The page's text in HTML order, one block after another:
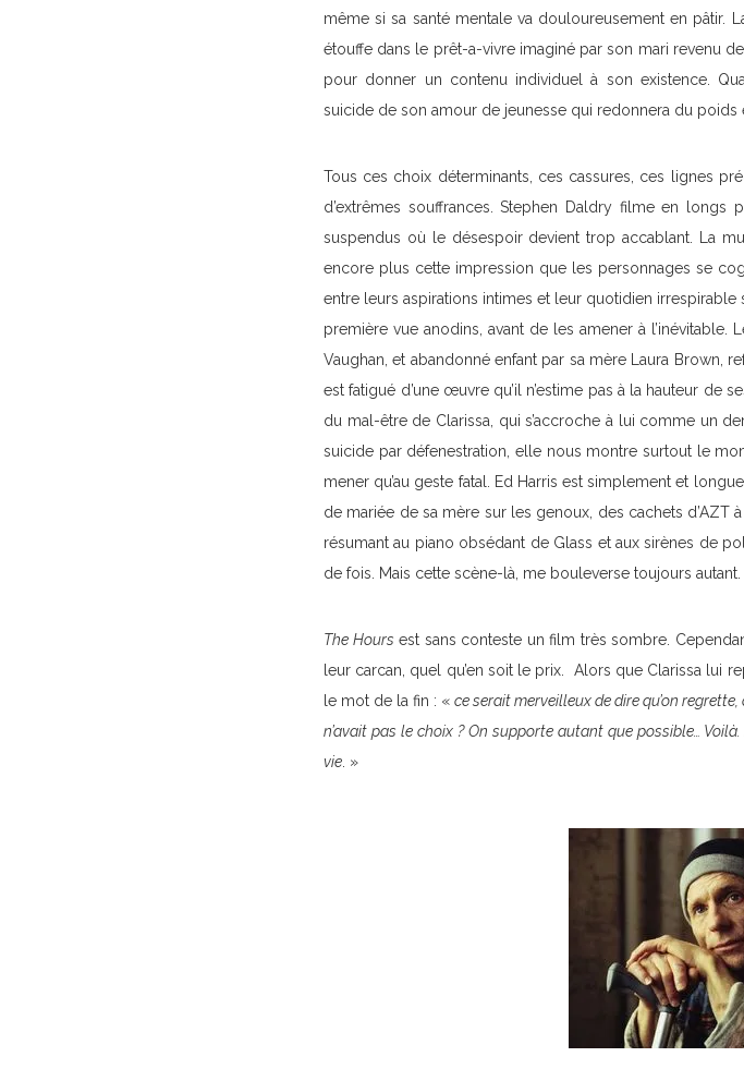
même si sa santé mentale va douloureusement en pâtir.
étouffe dans le prêt-a-vivre imaginé par son mari revenu
pour donner un contenu individuel à son existence.
suicide de son amour de jeunesse qui redonnera du poids
Tous ces choix déterminants, ces cassures, ces lignes
d’extrêmes souffrances. Stephen Daldry filme en
suspendus où le désespoir devient trop accablant. La
encore plus cette impression que les personnages se
entre leurs aspirations intimes et leur quotidien
première vue anodins, avant de les amener à
Vaughan, et abandonné enfant par sa mère Laura Brown,
est fatigué d’une œuvre qu’il n’estime pas à la hauteur de
du mal-être de Clarissa, qui s’accroche à lui comme un
suicide par défenestration, elle nous montre surtout le
mener qu’au geste fatal. Ed Harris est simplement et
de mariée de sa mère sur les genoux, des cachets d’AZT
résumant au piano obsédant de Glass et aux sirènes de
de fois. Mais cette scène-là, me bouleverse toujours autant.
The Hours est sans conteste un film très sombre.
leur carcan, quel qu’en soit le prix. Alors que Clarissa lui
le mot de la fin : « ce serait merveilleux de dire qu’on
n’avait pas le choix ? On supporte autant que possible…
vie . »